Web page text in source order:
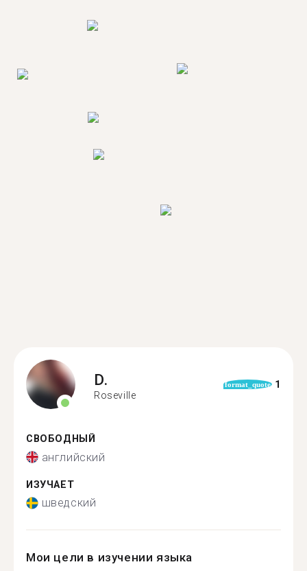
D.
Roseville
format_quote 1
СВОБОДНЫЙ
английский
ИЗУЧАЕТ
шведский
Мои цели в изучении языка